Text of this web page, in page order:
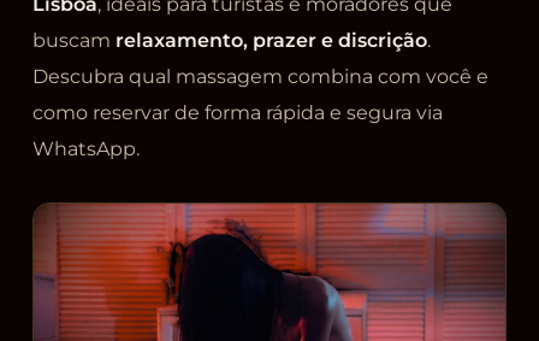
buscam relaxamento, prazer e discrição.
Descubra qual massagem combina com você e
como reservar de forma rápida e segura via
WhatsApp.